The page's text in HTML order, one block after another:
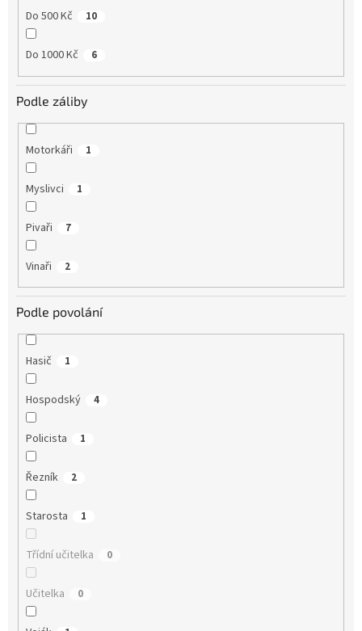
Do 500 Kč 10
Do 1000 Kč 6
Podle záliby
Motorkáři 1
Myslivci 1
Pivaři 7
Vinaři 2
Podle povolání
Hasič 1
Hospodský 4
Policista 1
Řezník 2
Starosta 1
Třídní učitelka 0
Učitelka 0